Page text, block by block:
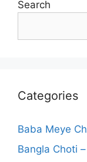
Search
Categories
Baba Meye
Bangla Choti –